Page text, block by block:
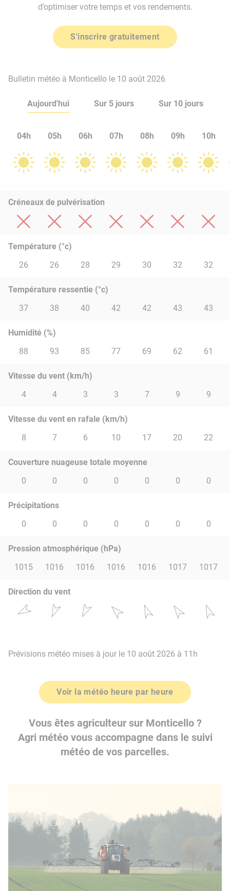
d’optimiser votre temps et vos rendements.
S'inscrire gratuitement
Bulletin météo à Monticello le 10 août 2026
Aujourd'hui Sur 5 jours Sur 10 jours
04h 05h 06h 07h 08h 09h 10h
Créneaux de pulvérisation
Température (°c)
26
26 28 29 30 32 32
Température ressentie (°c)
37
38 40 42 42 43 43
Humidité (%)
88
93 85 77 69 62 61
Vitesse du vent (km/h)
4
4 3 3 7 9 9
Vitesse du vent en rafale (km/h)
8
7 6 10 17 20 22
Couverture nuageuse totale moyenne
0
0 0 0 0 0 0
Précipitations
0
0 0 0 0 0 0
Pression atmosphérique (hPa)
1015
1016 1016 1016 1016 1017 1017
Direction du vent
Prévisions météo mises à jour le 10 août 2026 à 11h
Voir la météo heure par heure
Vous êtes agriculteur sur Monticello ?
Agri météo vous accompagne dans le suivi
météo de vos parcelles.